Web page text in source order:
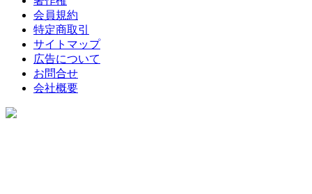
会員規約
特定商取引
サイトマップ
広告について
お問合せ
会社概要